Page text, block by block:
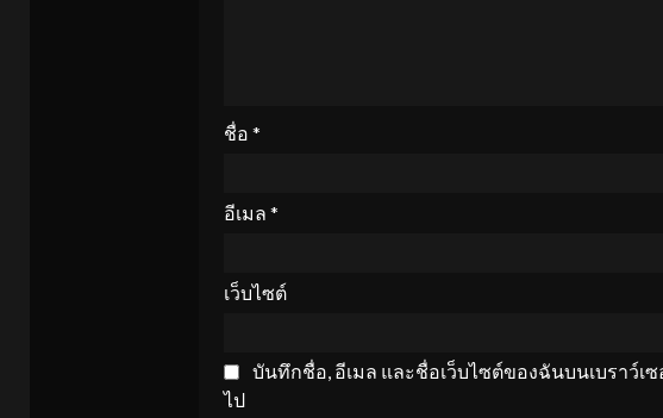
ชื่อ *
อีเมล *
เว็บไซต์
บันทึกชื่อ, อีเมล และชื่อเว็บไซต์ของฉันบนเบราว์เ
ไป